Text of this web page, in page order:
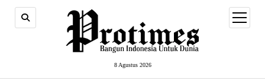
8 Agustus 2026
open
menu